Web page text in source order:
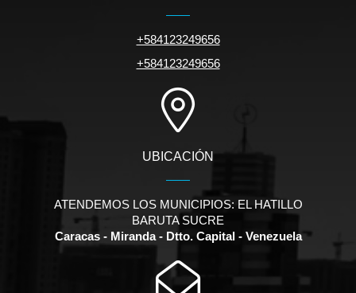
+584123249656
+584123249656
UBICACIÓN
ATENDEMOS LOS MUNICIPIOS: EL HATILLO
BARUTA SUCRE
Caracas - Miranda - Dtto. Capital - Venezuela